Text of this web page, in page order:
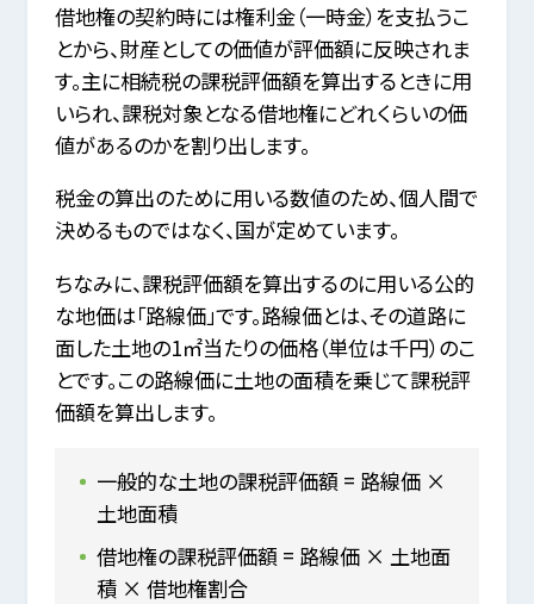
借地権の契約時には権利金（一時金）を支払うこ
とから、財産としての価値が評価額に反映されま
す。主に相続税の課税評価額を算出するときに用
いられ、課税対象となる借地権にどれくらいの価
値があるのかを割り出します。
税金の算出のために用いる数値のため、個人間で
決めるものではなく、国が定めています。
ちなみに、課税評価額を算出するのに用いる公的
な地価は「路線価」です。路線価とは、その道路に
面した土地の1㎡当たりの価格（単位は千円）のこ
とです。この路線価に土地の面積を乗じて課税評
価額を算出します。
一般的な土地の課税評価額 = 路線価 ×
土地面積
借地権の課税評価額 = 路線価 × 土地面
積 × 借地権割合